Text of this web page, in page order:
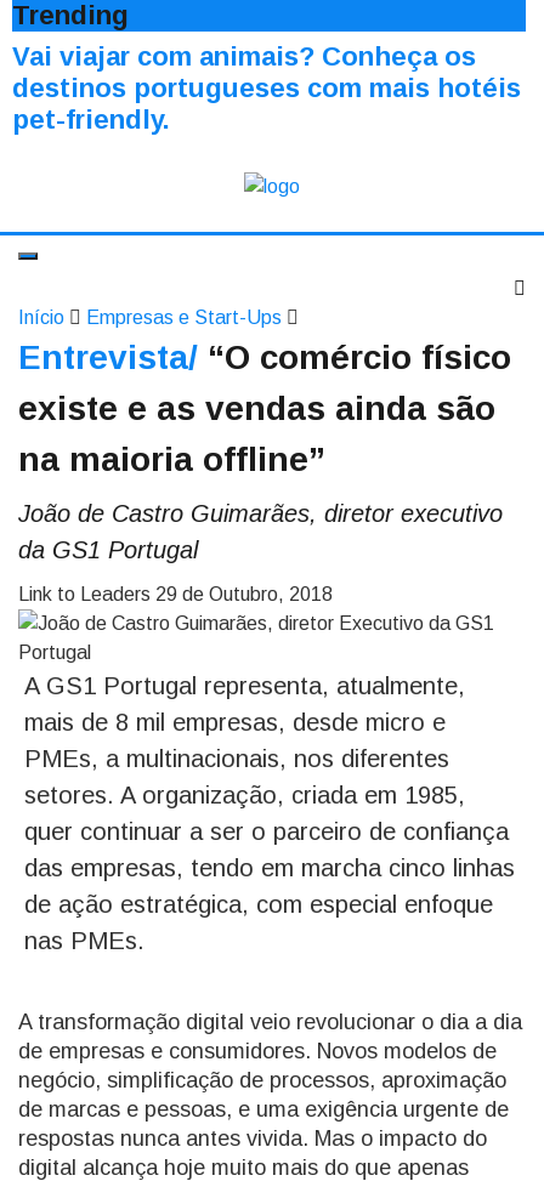
Trending
Vai viajar com animais? Conheça os
destinos portugueses com mais hotéis
pet-friendly.
Início Empresas e Start-Ups
Entrevista/ “O comércio físico
existe e as vendas ainda são
na maioria offline”
João de Castro Guimarães, diretor executivo
da GS1 Portugal
Link to Leaders 29 de Outubro, 2018
A GS1 Portugal representa, atualmente,
mais de 8 mil empresas, desde micro e
PMEs, a multinacionais, nos diferentes
setores. A organização, criada em 1985,
quer continuar a ser o parceiro de confiança
das empresas, tendo em marcha cinco linhas
de ação estratégica, com especial enfoque
nas PMEs.
A transformação digital veio revolucionar o dia a dia
de empresas e consumidores. Novos modelos de
negócio, simplificação de processos, aproximação
de marcas e pessoas, e uma exigência urgente de
respostas nunca antes vivida. Mas o impacto do
digital alcança hoje muito mais do que apenas